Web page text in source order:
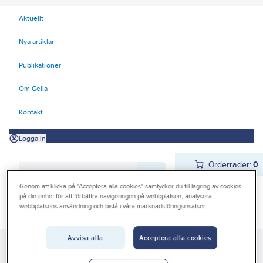
Aktuellt
Nya artiklar
Publikationer
Om Gelia
Kontakt
Logga in
Orderrader:0
Produkter
Belysning
Interiörarmaturer
Genom att klicka på "Acceptera alla cookies" samtycker du till lagring av cookies
på din enhet för att förbättra navigeringen på webbplatsen, analysera
webbplatsens användning och bistå i våra marknadsföringsinsatser.
Avvisa alla Acceptera alla cookies